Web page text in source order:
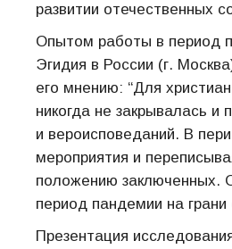
развитии отечественных
Опытом работы в период
Эгидия в России (г.
его мнению: “Для
никогда не закрывалась
и вероисповеданий. В
мероприятия и
положению заключенных.
период пандемии на грани
Презентация